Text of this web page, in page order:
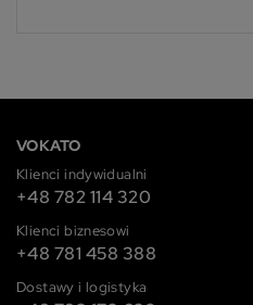
VOKATO
Klienci indywidualni
+48 782 114 320
Klienci biznesowi
+48 781 458 388
Dostawy i logistyka